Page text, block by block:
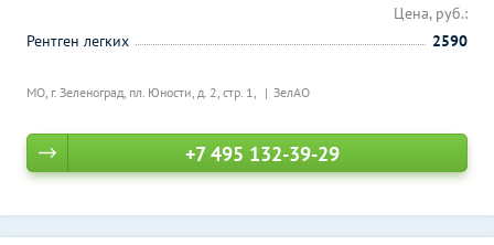
МО, г. Зеленоград, пл. Юности, д. 2, стр. 1, ЗелАО
Цена, руб.:
Рентген легких
2590
+7 495 132-39-29